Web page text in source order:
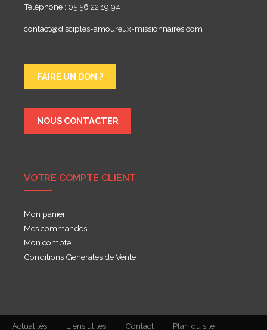
Téléphone : 05 56 22 19 94
contact@disciples-amoureux-missionnaires.com
FAIRE UN DON ?
NOUS CONTACTER
VOTRE COMPTE CLIENT
Mon panier
Mes commandes
Mon compte
Conditions Générales de Vente
Actualités Liens utiles Contact Plan du site